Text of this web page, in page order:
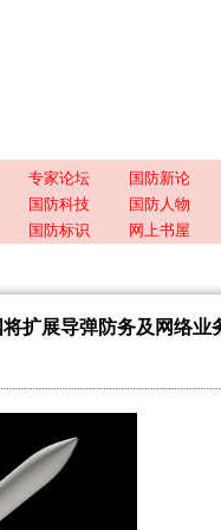
专家论坛 国防新论
国防科技 国防人物
国防标识 网上书屋
将扩展导弹防务及网络业